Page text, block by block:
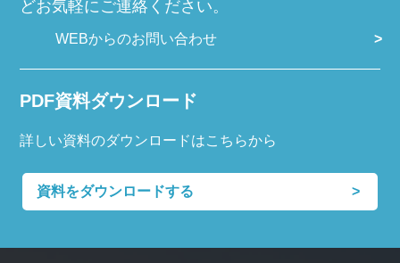
どお気軽にご連絡ください。
WEBからのお問い合わせ
PDF資料ダウンロード
詳しい資料のダウンロードはこちらから
資料をダウンロードする